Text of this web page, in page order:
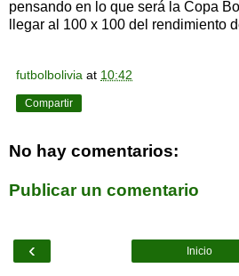
pensando en lo que será la Copa
llegar al 100 x 100 del rendimiento
futbolbolivia at 10:42
Compartir
No hay comentarios:
Publicar un comentario
‹ Inicio